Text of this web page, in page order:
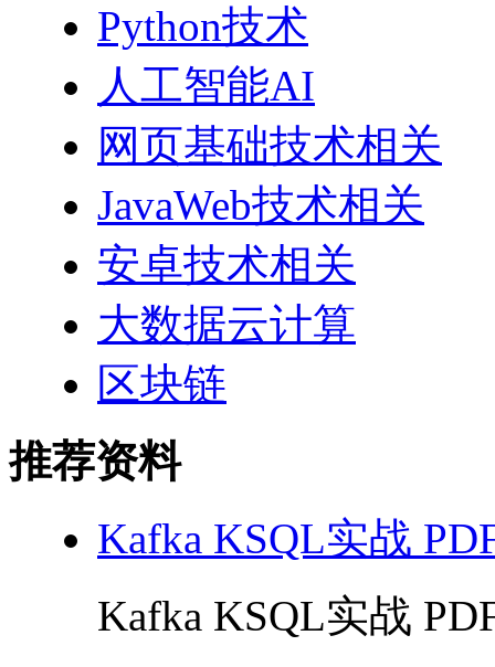
Python技术
人工智能AI
网页基础技术相关
JavaWeb技术相关
安卓技术相关
大数据云计算
区块链
推荐资料
Kafka KSQL实战
Kafka KSQL实战